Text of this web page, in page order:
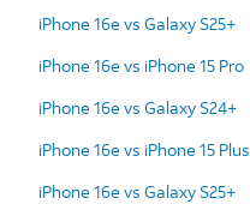
iPhone 16e vs Galaxy S25+
iPhone 16e vs iPhone 15 Pro
iPhone 16e vs Galaxy S24+
iPhone 16e vs iPhone 15 Plus
iPhone 16e vs Galaxy S25+